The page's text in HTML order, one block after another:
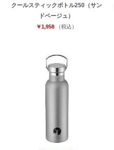
クールスティックボトル250（サン
ドベージュ）
￥1,958 （税込）